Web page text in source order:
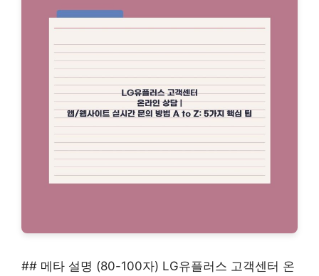
## 메타 설명 (80-100자) LG유플러스 고객센터 온